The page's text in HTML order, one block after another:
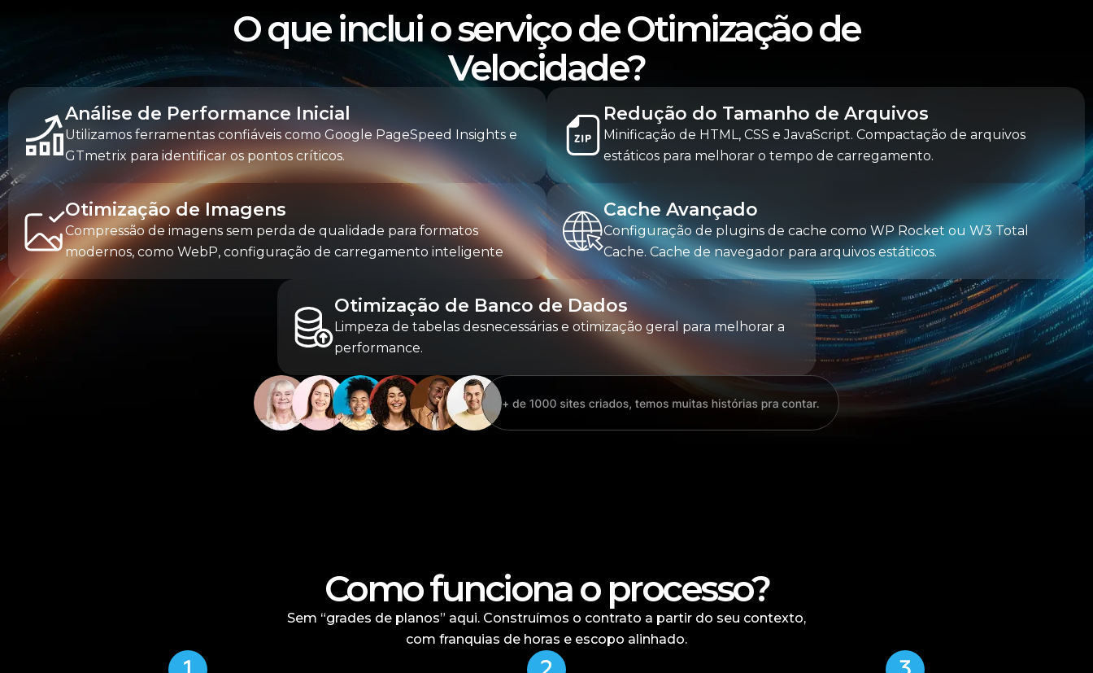
O que inclui o serviço de Otimização de
Velocidade?
Análise de Performance Inicial
Utilizamos ferramentas confiáveis como Google PageSpeed Insights e
GTmetrix para identificar os pontos críticos.
Redução do Tamanho de Arquivos
Minificação de HTML, CSS e JavaScript. Compactação de arquivos
estáticos para melhorar o tempo de carregamento.
Otimização de Imagens
Compressão de imagens sem perda de qualidade para formatos
modernos, como WebP, configuração de carregamento inteligente
Cache Avançado
Configuração de plugins de cache como WP Rocket ou W3 Total
Cache. Cache de navegador para arquivos estáticos.
Otimização de Banco de Dados
Limpeza de tabelas desnecessárias e otimização geral para melhorar a
performance.
Como funciona o processo?
Sem “grades de planos” aqui. Construímos o contrato a partir do seu contexto,
com franquias de horas e escopo alinhado.